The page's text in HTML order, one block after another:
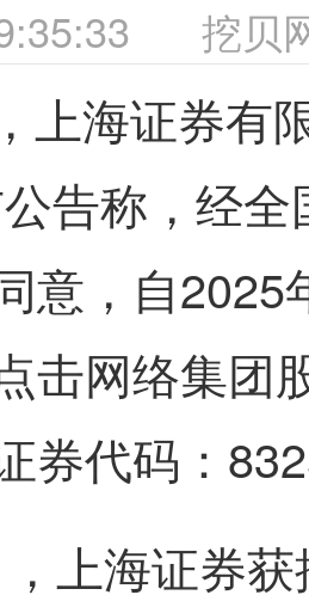
挖贝
上海证券有
告称，经
意，自
击网络集团
券代码：
上海证券